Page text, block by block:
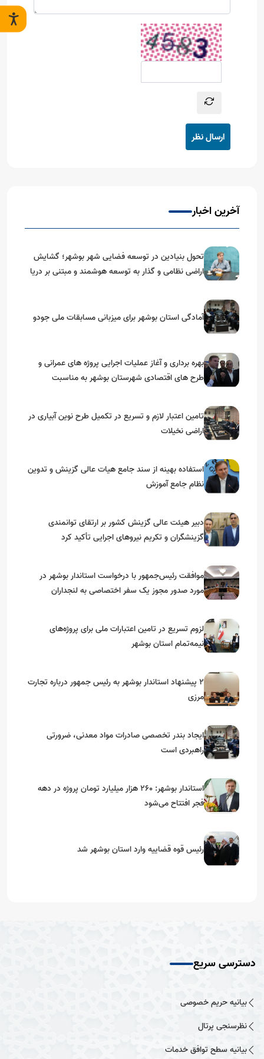
ارسال نظر
آخرین اخبار
تحول بنیادین در توسعه فضایی شهر بوشهر؛ گشایش
اراضی نظامی و گذار به توسعه هوشمند و مبتنی بر دریا
آمادگی استان بوشهر برای میزبانی مسابقات ملی جودو
بهره برداری و آغاز عملیات اجرایی پروژه های عمرانی و
طرح های اقتصادی شهرستان بوشهر به مناسبت
تامین اعتبار لازم و تسریع در تکمیل طرح نوین آبیاری در
اراضی نخیلات
استفاده بهینه از سند جامع هیات عالی گزینش و‌ تدوین
نظام جامع آموزش
دبیر هیئت عالی گزینش کشور بر ارتقای توانمندی
گزینشگران و تکریم نیروهای اجرایی تأکید کرد
موافقت رئیس‌جمهور با درخواست استاندار بوشهر در
مورد صدور مجوز یک سفر اختصاصی به لنجداران
لزوم تسریع در تامین اعتبارات ملی برای پروژه‌های
نیمه‌تمام استان بوشهر
۲ پیشنهاد استاندار بوشهر به رئیس جمهور درباره تجارت
مرزی
ایجاد بندر تخصصی صادرات مواد معدنی، ضرورتی
راهبردی است
استاندار بوشهر: ۲۶۰ هزار میلیارد تومان پروژه در دهه
فجر افتتاح می‌شود
رئیس قوه قضاییه وارد استان بوشهر شد
دسترسی سریع
بیانیه حریم خصوصی
نظرسنجی پرتال
بیانیه سطح توافق خدمات